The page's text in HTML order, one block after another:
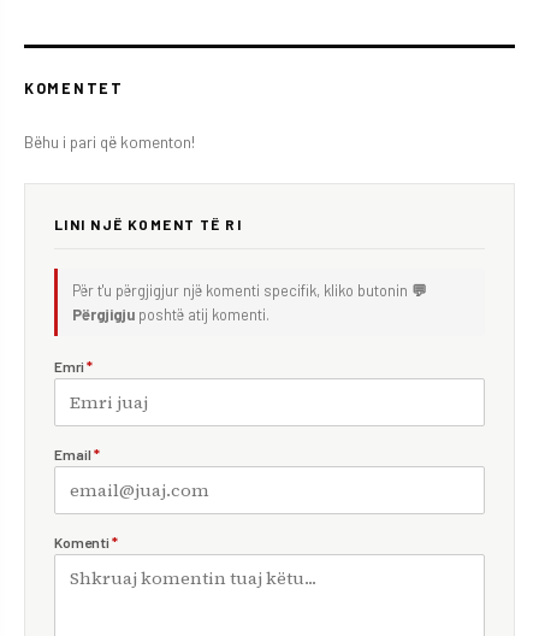
KOMENTET
Bëhu i pari që komenton!
LINI NJË KOMENT TË RI
Për t'u përgjigjur një komenti specifik, kliko butonin 💬
Përgjigju poshtë atij komenti.
Emri *
Email *
Komenti *